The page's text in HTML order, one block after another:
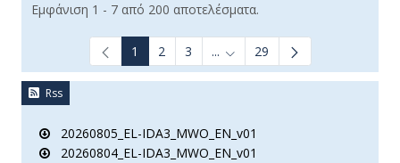
Εμφάνιση 1 - 7 από 200 αποτελέσματα.
1 2 3 ... Ενδιάμεσες σελίδες Use
29
Rss
20260805_EL-IDA3_MWO_EN_v01
20260804_EL-IDA3_MWO_EN_v01